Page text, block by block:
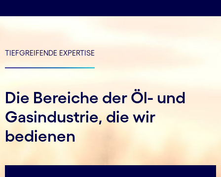
TIEFGREIFENDE EXPERTISE
Die Bereiche der Öl- und
Gasindustrie, die wir
bedienen